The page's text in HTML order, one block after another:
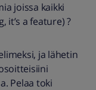
joissa kaikki
it’s a feature) ?
ja lähetin
Pelaa toki